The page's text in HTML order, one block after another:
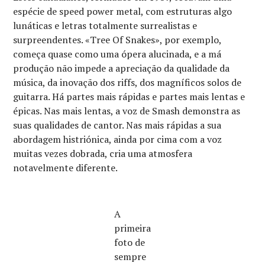
espécie de speed power metal, com estruturas algo
lunáticas e letras totalmente surrealistas e
surpreendentes. «Tree Of Snakes», por exemplo,
começa quase como uma ópera alucinada, e a má
produção não impede a apreciação da qualidade da
música, da inovação dos riffs, dos magníficos solos de
guitarra. Há partes mais rápidas e partes mais lentas e
épicas. Nas mais lentas, a voz de Smash demonstra as
suas qualidades de cantor. Nas mais rápidas a sua
abordagem histriónica, ainda por cima com a voz
muitas vezes dobrada, cria uma atmosfera
notavelmente diferente.
A
primeira
foto de
sempre